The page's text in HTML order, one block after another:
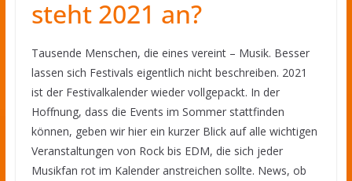
steht 2021 an?
Tausende Menschen, die eines vereint – Musik. Besser
lassen sich Festivals eigentlich nicht beschreiben. 2021
ist der Festivalkalender wieder vollgepackt. In der
Hoffnung, dass die Events im Sommer stattfinden
können, geben wir hier ein kurzer Blick auf alle wichtigen
Veranstaltungen von Rock bis EDM, die sich jeder
Musikfan rot im Kalender anstreichen sollte. News, ob